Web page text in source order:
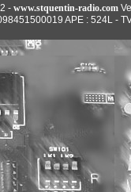
- www.stquentin-radio.com
APE : 524L -